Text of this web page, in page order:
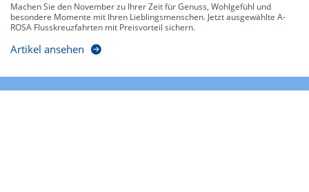
Machen Sie den November zu Ihrer Zeit für Genuss, Wohlgefühl und
besondere Momente mit Ihren Lieblingsmenschen. Jetzt ausgewählte A-
ROSA Flusskreuzfahrten mit Preisvorteil sichern.
Artikel ansehen